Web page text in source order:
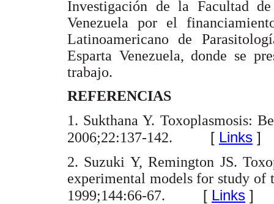
Investigación de la Facultad
Venezuela por el
Latinoamericano de
Esparta Venezuela, donde se
trabajo.
REFERENCIAS
1. Sukthana Y. Toxoplasmosis:
2006;22:137-142.
[ Links ]
2. Suzuki Y, Remington JS.
experimental models for study of
1999;144:66-67.
[ Links ]